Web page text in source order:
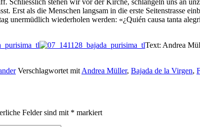
Erst als die Menschen langsam in die erste Seitenstrasse
unermüdlich wiederholen werden: «¿Quién causa tanta
Text: Andrea
Verschlagwortet mit Andrea Müller, Bajada de la Virgen,
Felder sind mit * markiert